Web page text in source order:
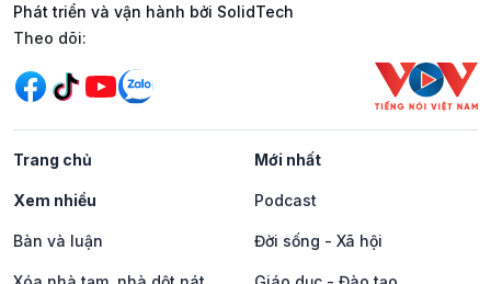
Phát triển và vận hành bởi SolidTech
Mạng xã hội
Theo dõi:
Trang chủ Mới nhất
Xem nhiều Podcast
Bàn và luận Đời sống - Xã hội